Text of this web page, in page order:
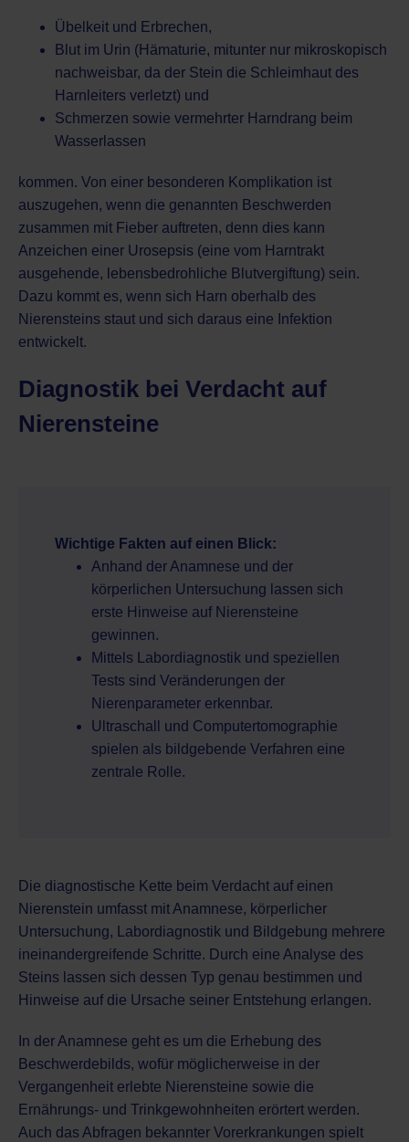
Übelkeit und Erbrechen,
Blut im Urin (Hämaturie, mitunter nur mikroskopisch
nachweisbar, da der Stein die Schleimhaut des
Harnleiters verletzt) und
Schmerzen sowie vermehrter Harndrang beim
Wasserlassen
kommen. Von einer besonderen Komplikation ist
auszugehen, wenn die genannten Beschwerden
zusammen mit Fieber auftreten, denn dies kann
Anzeichen einer Urosepsis (eine vom Harntrakt
ausgehende, lebensbedrohliche Blutvergiftung) sein.
Dazu kommt es, wenn sich Harn oberhalb des
Nierensteins staut und sich daraus eine Infektion
entwickelt.
Diagnostik bei Verdacht auf
Nierensteine
Wichtige Fakten auf einen Blick:
Anhand der Anamnese und der
körperlichen Untersuchung lassen sich
erste Hinweise auf Nierensteine
gewinnen.
Mittels Labordiagnostik und speziellen
Tests sind Veränderungen der
Nierenparameter erkennbar.
Ultraschall und Computertomographie
spielen als bildgebende Verfahren eine
zentrale Rolle.
Die diagnostische Kette beim Verdacht auf einen
Nierenstein umfasst mit Anamnese, körperlicher
Untersuchung, Labordiagnostik und Bildgebung mehrere
ineinandergreifende Schritte. Durch eine Analyse des
Steins lassen sich dessen Typ genau bestimmen und
Hinweise auf die Ursache seiner Entstehung erlangen.
In der Anamnese geht es um die Erhebung des
Beschwerdebilds, wofür möglicherweise in der
Vergangenheit erlebte Nierensteine sowie die
Ernährungs- und Trinkgewohnheiten erörtert werden.
Auch das Abfragen bekannter Vorerkrankungen spielt